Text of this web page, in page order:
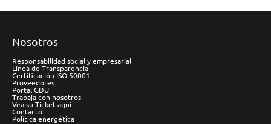
Nosotros
Responsabilidad social y empresarial
Línea de Transparencia
Certificación ISO 50001
Proveedores
Portal GDU
Trabaja con nosotros
Vea su Ticket aquí
Contacto
Política energética